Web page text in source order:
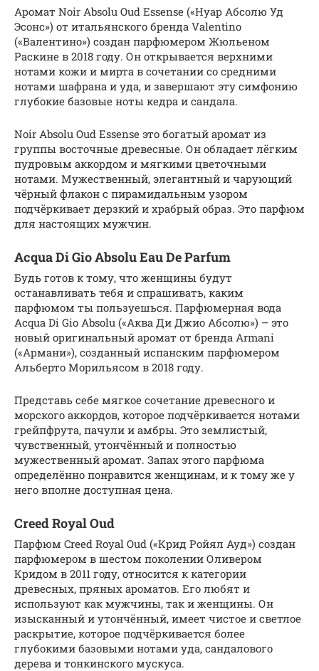
Аромат Noir Absolu Oud Essense («Нуар Абсолю Уд
Эсонс») от итальянского бренда Valentino
(«Валентино») создан парфюмером Жюльеном
Раскине в 2018 году. Он открывается верхними
нотами кожи и мирта в сочетании со средними
нотами шафрана и уда, и завершают эту симфонию
глубокие базовые ноты кедра и сандала.
Noir Absolu Oud Essense это богатый аромат из
группы восточные древесные. Он обладает лёгким
пудровым аккордом и мягкими цветочными
нотами. Мужественный, элегантный и чарующий
чёрный флакон с пирамидальным узором
подчёркивает дерзкий и храбрый образ. Это парфюм
для настоящих мужчин.
Acqua Di Gio Absolu Eau De Parfum
Будь готов к тому, что женщины будут
останавливать тебя и спрашивать, каким
парфюмом ты пользуешься. Парфюмерная вода
Acqua Di Gio Absolu («Аква Ди Джио Абсолю») – это
новый оригинальный аромат от бренда Armani
(«Армани»), созданный испанским парфюмером
Альберто Морильясом в 2018 году.
Представь себе мягкое сочетание древесного и
морского аккордов, которое подчёркивается нотами
грейпфрута, пачули и амбры. Это землистый,
чувственный, утончённый и полностью
мужественный аромат. Запах этого парфюма
определённо понравится женщинам, и к тому же у
него вполне доступная цена.
Creed Royal Oud
Парфюм Creed Royal Oud («Крид Ройял Ауд») создан
парфюмером в шестом поколении Оливером
Кридом в 2011 году, относится к категории
древесных, пряных ароматов. Его любят и
используют как мужчины, так и женщины. Он
изысканный и утончённый, имеет чистое и светлое
раскрытие, которое подчёркивается более
глубокими базовыми нотами уда, сандалового
дерева и тонкинского мускуса.